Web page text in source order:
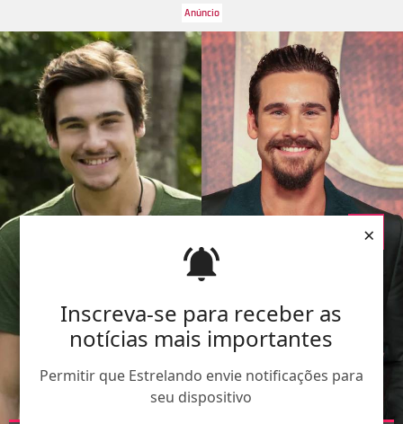
Inscreva-se para receber as
notícias mais importantes
Permitir que Estrelando envie notificações para
seu dispositivo
×